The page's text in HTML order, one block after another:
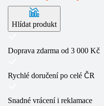
Hlídat produkt
Doprava zdarma od 3 000 Kč
Rychlé doručení po celé ČR
Snadné vrácení i reklamace